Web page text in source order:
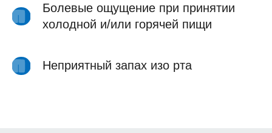
Болевые ощущение при принятии
холодной и/или горячей пищи
Неприятный запах изо рта